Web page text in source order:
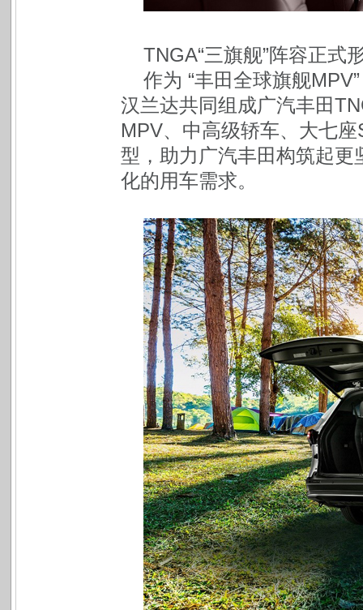
TNGA“三旗舰”阵容正式
作为 “丰田全球旗舰
汉兰达共同组成广汽丰田
MPV、中高级轿车、大七
型，助力广汽丰田构筑起
化的用车需求。